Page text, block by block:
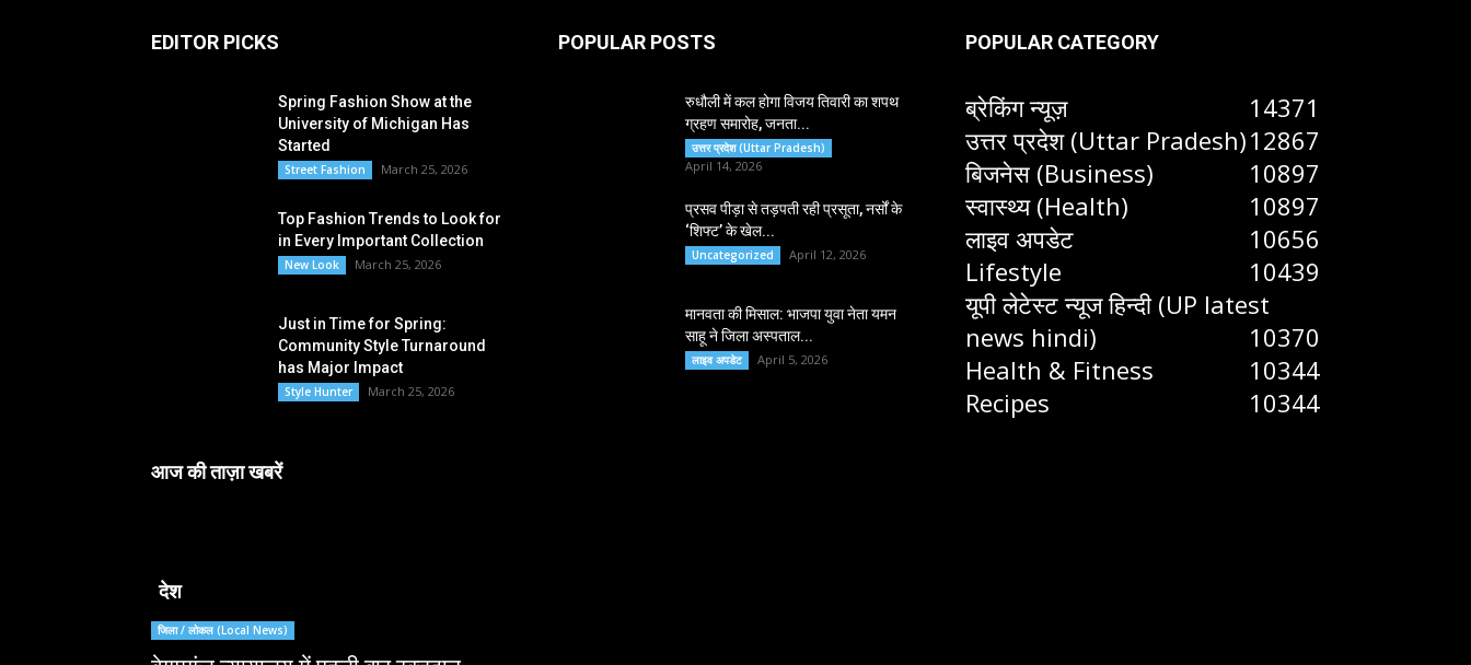
EDITOR PICKS
Spring Fashion Show at the
University of Michigan Has
Started
Street Fashion March 25, 2026
Top Fashion Trends to Look for
in Every Important Collection
New Look March 25, 2026
Just in Time for Spring:
Community Style Turnaround
has Major Impact
Style Hunter March 25, 2026
आज की ताज़ा खबरें
देश
जिला / लोकल (Local News)
POPULAR POSTS
रुधौली में कल होगा विजय तिवारी का शपथ
ग्रहण समारोह, जनता...
उत्तर प्रदेश (Uttar Pradesh)
April 14, 2026
प्रसव पीड़ा से तड़पती रही प्रसूता, नर्सों के
‘शिफ्ट’ के खेल...
Uncategorized April 12, 2026
मानवता की मिसाल: भाजपा युवा नेता यमन
साहू ने जिला अस्पताल...
लाइव अपडेट April 5, 2026
POPULAR CATEGORY
ब्रेकिंग न्यूज़
14371
उत्तर प्रदेश (Uttar Pradesh)12867
बिजनेस (Business)
10897
स्वास्थ्य (Health)
10897
लाइव अपडेट
10656
Lifestyle
10439
यूपी लेटेस्ट न्यूज हिन्दी (UP latest
news hindi)
10370
Health & Fitness
10344
Recipes
10344